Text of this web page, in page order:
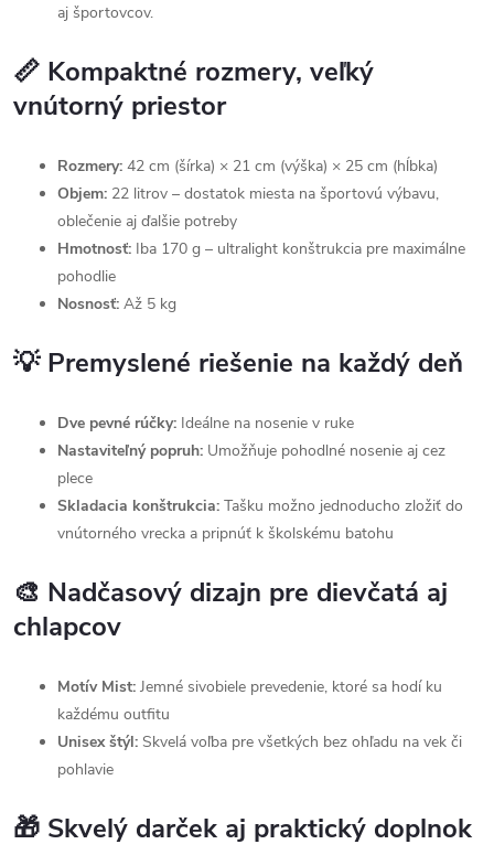
aj športovcov.
📏 Kompaktné rozmery, veľký
vnútorný priestor
Rozmery: 42 cm (šírka) × 21 cm (výška) × 25 cm (hĺbka)
Objem: 22 litrov – dostatok miesta na športovú výbavu,
oblečenie aj ďalšie potreby
Hmotnosť: Iba 170 g – ultralight konštrukcia pre maximálne
pohodlie
Nosnosť: Až 5 kg
💡 Premyslené riešenie na každý deň
Dve pevné rúčky: Ideálne na nosenie v ruke
Nastaviteľný popruh: Umožňuje pohodlné nosenie aj cez
plece
Skladacia konštrukcia: Tašku možno jednoducho zložiť do
vnútorného vrecka a pripnúť k školskému batohu
🎨 Nadčasový dizajn pre dievčatá aj
chlapcov
Motív Mist: Jemné sivobiele prevedenie, ktoré sa hodí ku
každému outfitu
Unisex štýl: Skvelá voľba pre všetkých bez ohľadu na vek či
pohlavie
🎁 Skvelý darček aj praktický doplnok